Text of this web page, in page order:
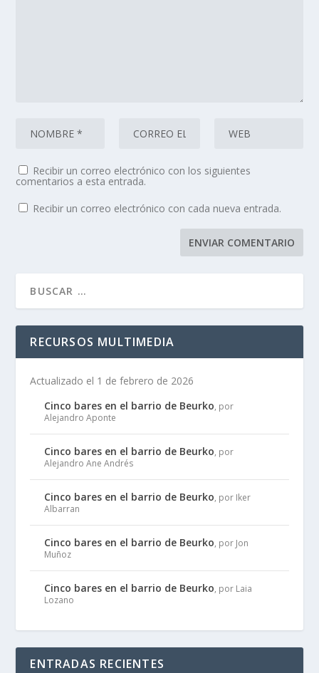
Recibir un correo electrónico con los siguientes
comentarios a esta entrada.
Recibir un correo electrónico con cada nueva entrada.
RECURSOS MULTIMEDIA
Actualizado el 1 de febrero de 2026
Cinco bares en el barrio de Beurko, por
Alejandro Aponte
Cinco bares en el barrio de Beurko, por
Alejandro Ane Andrés
Cinco bares en el barrio de Beurko, por Iker
Albarran
Cinco bares en el barrio de Beurko, por Jon
Muñoz
Cinco bares en el barrio de Beurko, por Laia
Lozano
ENTRADAS RECIENTES